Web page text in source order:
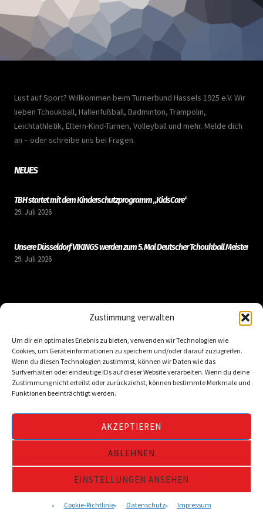
Zustimmung verwalten
Um dir ein optimales Erlebnis zu bieten, verwenden wir Technologien wie
Cookies, um Geräteinformationen zu speichern und/oder darauf zuzugreifen.
Wenn du diesen Technologien zustimmst, können wir Daten wie das
Surfverhalten oder eindeutige IDs auf dieser Website verarbeiten. Wenn du deine
Zustimmung nicht erteilst oder zurückziehst, können bestimmte Merkmale und
Funktionen beeinträchtigt werden.
AKZEPTIEREN
ABLEHNEN
EINSTELLUNGEN ANSEHEN
Cookie-Richtlinie Datenschutz Impressum
Lust auf Sport? Willkommen beim Turnerbund Hassels 1925 e.V. Wir
lieben Tchoukball, Hallenfußball, Badminton, Trampolin,
Leichtathletik, Eltern-Kind-Turnen, Volleyball und mehr. Melde dich
an – oder schreibe uns bei Fragen.
NEUES
TBH startet mit dem Kinderschutzprogramm „KidsCare“
29. Juli 2026
Unsere Düsseldorf VIKINGS werden zum 5. Mal Deutscher Tchoukball Meister
29. Juli 2026
Kontakt
Impressum
Datenschutz
FAQ
Downloads
Folge uns: